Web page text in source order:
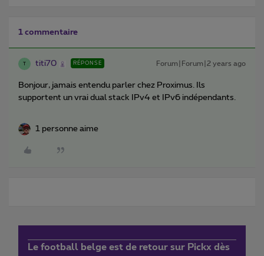
1 commentaire
T titi70 RÉPONSE Forum|Forum|2 years ago
Bonjour, jamais entendu parler chez Proximus. Ils
supportent un vrai dual stack IPv4 et IPv6 indépendants.
1 personne aime
Le football belge est de retour sur Pickx dès